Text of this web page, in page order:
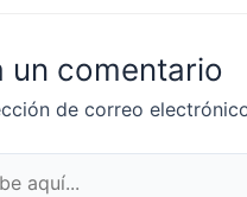
un comentario
de correo